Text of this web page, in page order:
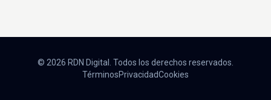
© 2026 RDN Digital. Todos los derechos reservados.
TérminosPrivacidadCookies